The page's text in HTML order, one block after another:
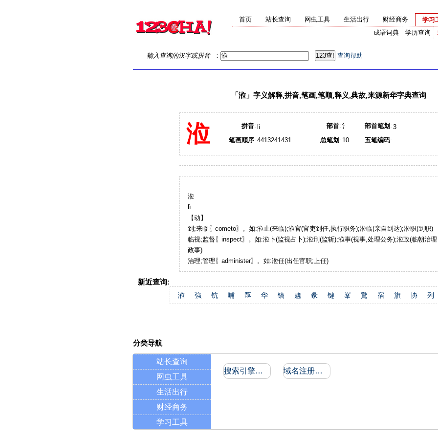
首页 站长查询 网虫工具 生活出行 财经商务
学习
学历查询
成语词典
输入查询的汉字或拼音： 查询帮助
「涖」字义解释,拼音,笔画,笔顺,释义,典故,来源新华字典查询
涖 拼音: lì 部首: 氵 部首笔划 : 3
笔画顺序: 4413241431 总笔划 : 10 五笔编码:
涖
lì
【动】
到;来临〖cometo〗。如:涖止(来临);涖官(官吏到任,执行职务);涖临(亲自到达);涖职(到职)
临视;监督〖inspect〗。如:涖卜(监视占卜);涖刑(监斩);涖事(视事,处理公务);涖政(临朝治理
政事)
治理;管理〖administer〗。如:涖任(出任官职;上任)
新近查询:
涖 強 钪 哺 匦 华 镐 魑 彖 键 峯 驚 宿 旗 协 列
分类导航
站长查询
网虫工具
生活出行
财经商务
学习工具
搜索引擎收录和反向链接 域名注册信息